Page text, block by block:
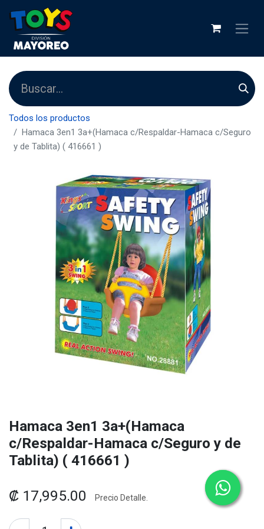
Todos los productos
Hamaca 3en1 3a+(Hamaca c/Respaldar-Hamaca c/Seguro
y de Tablita) ( 416661 )
Hamaca 3en1 3a+(Hamaca
c/Respaldar-Hamaca c/Seguro y de
Tablita) ( 416661 )
₡ 17,995.00 Precio Detalle.